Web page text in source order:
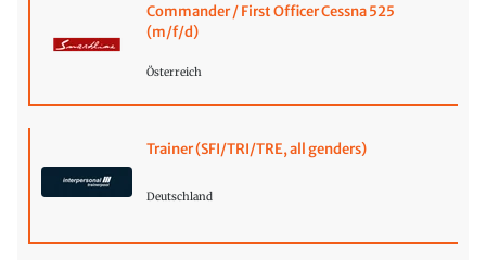
Commander / First Officer Cessna 525
(m/f/d)
Österreich
Trainer (SFI/TRI/TRE, all genders)
Deutschland